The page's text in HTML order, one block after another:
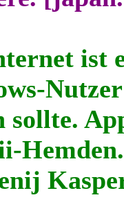
ist
sollte.